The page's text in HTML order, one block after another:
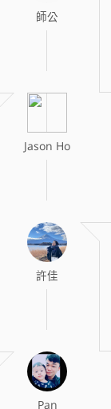
師公
Jason Ho
許佳
Pan